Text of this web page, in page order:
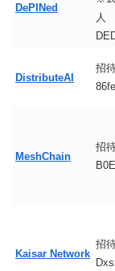
DePINed
人
DistributeAI
招
MeshChain
招
Kaisar Network
招